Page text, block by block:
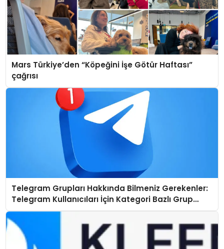
Mars Türkiye’den “Köpeğini İşe Götür Haftası”
çağrısı
Telegram Grupları Hakkında Bilmeniz Gerekenler:
Telegram Kullanıcıları İçin Kategori Bazlı Grup
Rehberi